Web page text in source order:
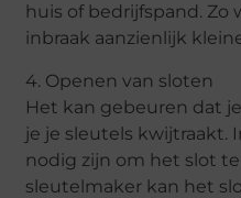
huis of bedrijfspand. Zo
inbraak aanzienlijk
4. Openen van sloten
Het kan gebeuren dat
je je sleutels kwijtraakt.
nodig zijn om het slot
sleutelmaker kan het